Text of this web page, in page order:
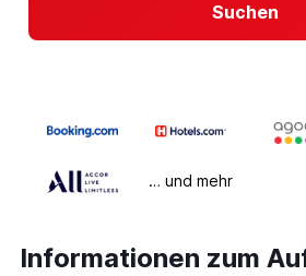
Suchen
… und mehr
Informationen zum